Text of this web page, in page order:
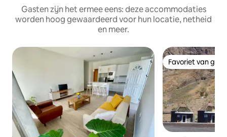
Gasten zijn het ermee eens: deze accommodaties
worden hoog gewaardeerd voor hun locatie, netheid
en meer.
Favoriet van
Favoriet van